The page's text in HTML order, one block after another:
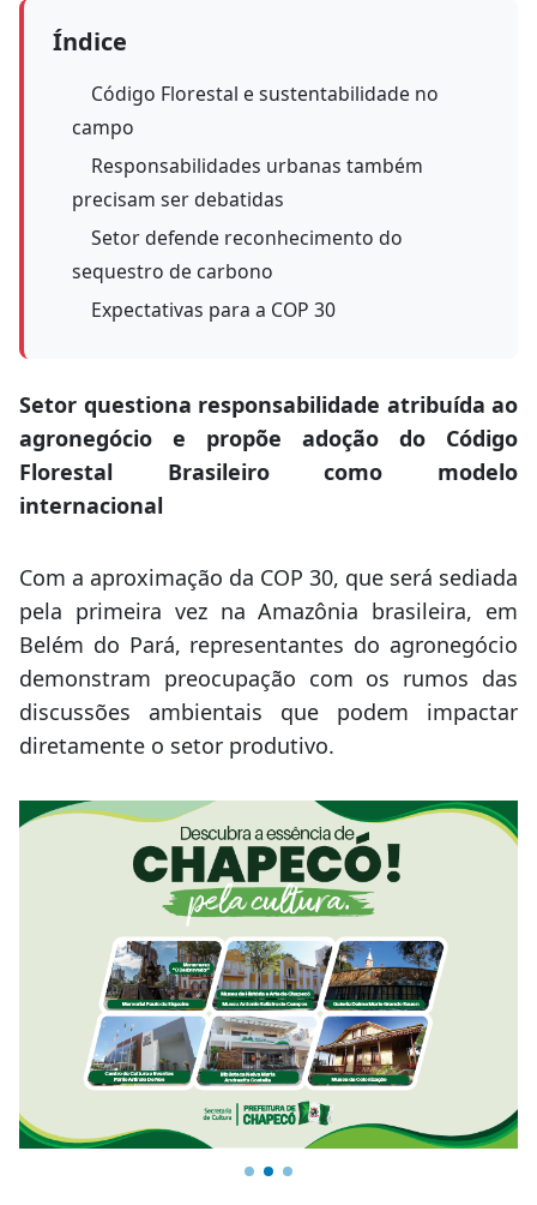
Índice
Código Florestal e sustentabilidade no
campo
Responsabilidades urbanas também
precisam ser debatidas
Setor defende reconhecimento do
sequestro de carbono
Expectativas para a COP 30
Setor questiona responsabilidade atribuída ao
agronegócio e propõe adoção do Código
Florestal Brasileiro como modelo
internacional
Com a aproximação da COP 30, que será sediada
pela primeira vez na Amazônia brasileira, em
Belém do Pará, representantes do agronegócio
demonstram preocupação com os rumos das
discussões ambientais que podem impactar
diretamente o setor produtivo.